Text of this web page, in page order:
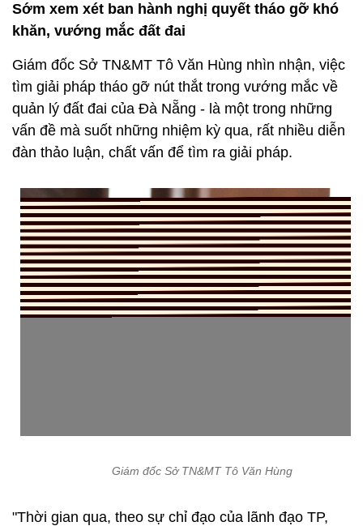
Sớm xem xét ban hành nghị quyết tháo gỡ khó
khăn, vướng mắc đất đai
Giám đốc Sở TN&MT Tô Văn Hùng nhìn nhận, việc
tìm giải pháp tháo gỡ nút thắt trong vướng mắc về
quản lý đất đai của Đà Nẵng - là một trong những
vấn đề mà suốt những nhiệm kỳ qua, rất nhiều diễn
đàn thảo luận, chất vấn để tìm ra giải pháp.
Giám đốc Sở TN&MT Tô Văn Hùng
"Thời gian qua, theo sự chỉ đạo của lãnh đạo TP,